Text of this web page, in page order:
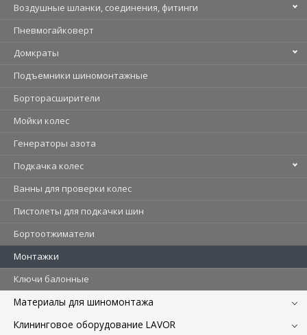
Воздушные шланки, соединения, фитинги
Пневмогайковерт
Домкраты
Подъемники шиномонтажные
Борторасширители
Мойки колес
Генераторы азота
Подкачка колес
Ванны для проверки колес
Пистолеты для подкачки шин
Бортоотжиматели
Монтажки
Ключи балонные
Материалы для шиномонтажа
Клининговое оборудование LAVOR